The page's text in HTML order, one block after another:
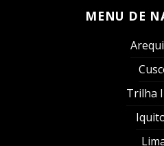
MENU DE
Trilha